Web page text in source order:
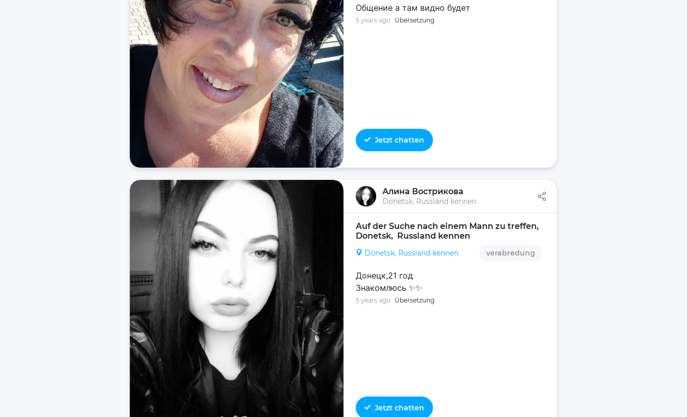
Общение а там видно будет
5 years ago Übersetzung
Jetzt chatten
Алина Вострикова
Donetsk, Russland kennen
Auf der Suche nach einem Mann zu treffen,
Donetsk,  Russland kennen
Donetsk, Russland kennen verabredung
Донецк,21 год
Знакомлюсь ✨✨
5 years ago Übersetzung
Jetzt chatten